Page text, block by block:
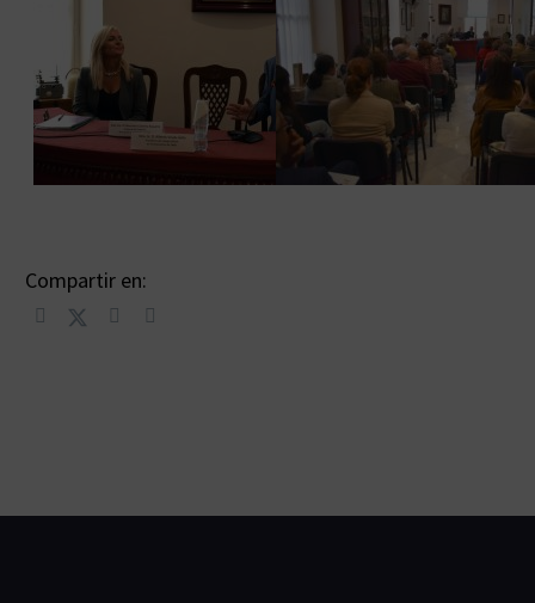
Compartir en: